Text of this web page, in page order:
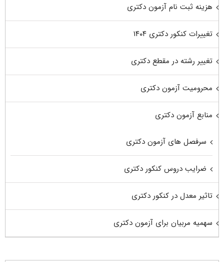
هزینه ثبت نام آزمون دکتری
تغییرات کنکور دکتری ۱۴۰۴
تغییر رشته در مقطع دکتری
محرومیت آزمون دکتری
منابع آزمون دکتری
سرفصل های آزمون دکتری
ضرایب دروس کنکور دکتری
تاثیر معدل در کنکور دکتری
سهمیه مربیان برای آزمون دکتری